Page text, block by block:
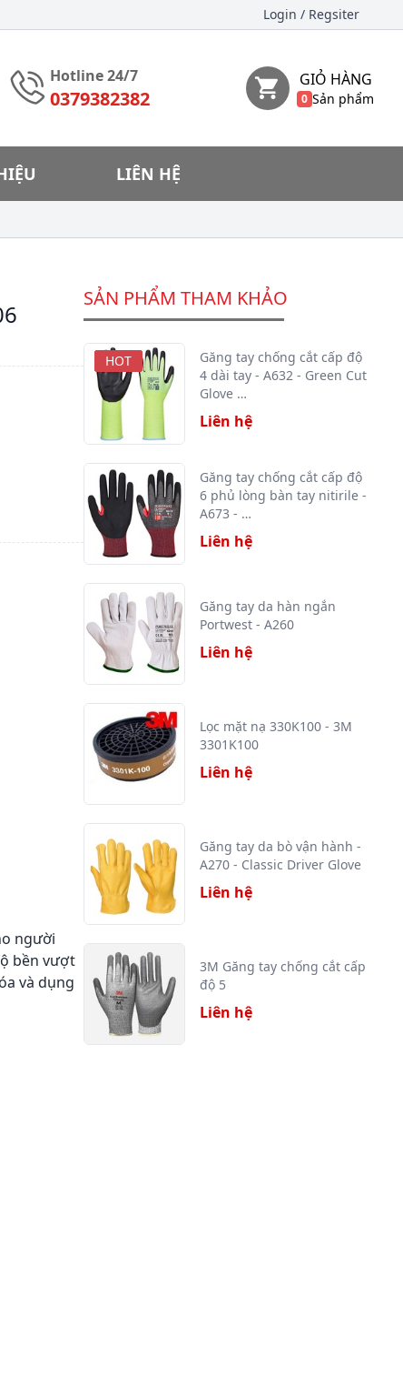
Login / Regsiter
Hotline 24/7
0379382382
GIỎ HÀNG
0 Sản phẩm
LIÊN HỆ
người
bền vượt
và dụng
SẢN PHẨM THAM KHẢO
HOT
Găng tay chống cắt cấp độ
4 dài tay - A632 - Green Cut
Glove …
Liên hệ
HOT
Găng tay chống cắt cấp độ
6 phủ lòng bàn tay nitirile -
A673 - …
Liên hệ
HOT
Găng tay da hàn ngắn
Portwest - A260
Liên hệ
HOT
Lọc mặt nạ 330K100 - 3M
3301K100
Liên hệ
HOT
Găng tay da bò vận hành -
A270 - Classic Driver Glove
Liên hệ
HOT
3M Găng tay chống cắt cấp
độ 5
Liên hệ